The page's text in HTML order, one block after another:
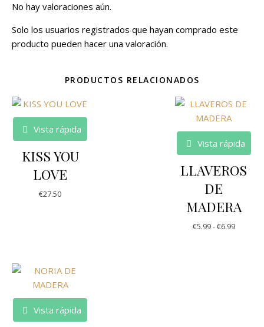
No hay valoraciones aún.
Solo los usuarios registrados que hayan comprado este
producto pueden hacer una valoración.
PRODUCTOS RELACIONADOS
Vista rápida
KISS YOU
LOVE
€27.50
Vista rápida
LLAVEROS
DE
MADERA
€5.99-€6.99
Vista rápida